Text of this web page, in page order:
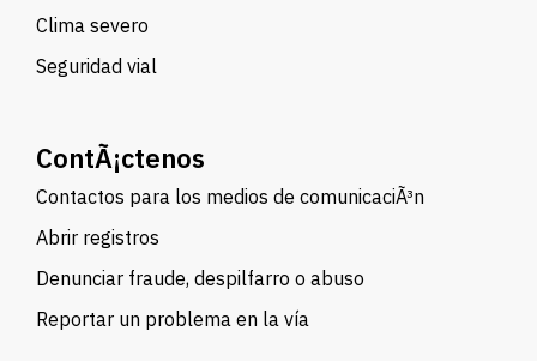
Clima severo
Seguridad vial
ContÃ¡ctenos
Contactos para los medios de comunicaciÃ³n
Abrir registros
Denunciar fraude, despilfarro o abuso
Reportar un problema en la vía